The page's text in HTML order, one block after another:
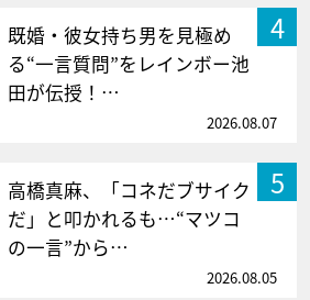
4
既婚・彼女持ち男を見極め
る“一言質問”をレインボー池
田が伝授！…
2026.08.07
5
高橋真麻、「コネだブサイク
だ」と叩かれるも…“マツコ
の一言”から…
2026.08.05